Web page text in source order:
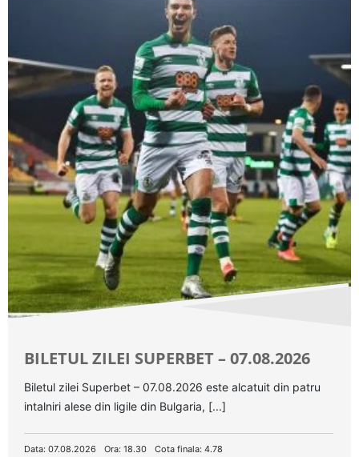
BILETUL ZILEI SUPERBET – 07.08.2026
Biletul zilei Superbet – 07.08.2026 este alcatuit din patru
intalniri alese din ligile din Bulgaria, [...]
Data: 07.08.2026 Ora: 18.30 Cota finala: 4.78